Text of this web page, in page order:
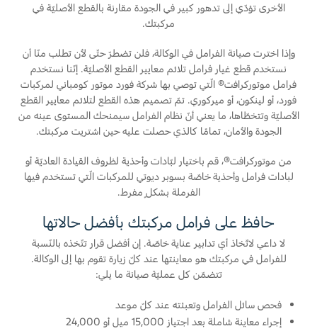
اتصل بنا
البحث عن الوكيل
الأسئلة الشائعة
الأخرى تؤدّي إلى تدهور كبير في الجودة مقارنة بالقطع الأصليّة في
مركبتك.
وإذا اخترت صيانة الفرامل في الوكالة، فلن تضطرّ حتّى لأن تطلب منّا أن
نستخدم قطع غيار فرامل تلائم معايير القطع الأصليّة. إنّنا نستخدم
فرامل موتوركرافت® الّتي توصي بها شركة فورد موتور كومباني لمركبات
فورد، أو لينكون، أو ميركوري. تمّ تصميم هذه القطع لتلائم معايير القطع
الأصليّة وتتخطّاها، ما يعني أنّ نظام الفرامل سيمنحك المستوى عينه من
الجودة والأمان، تمامًا كالذي حصلت عليه حين اشتريت مركبتك.
من موتوركرافت®، قم باختيار لبّادات وأحذية لظروف القيادة العاديّة أو
لبادات فرامل وأحذية خاصّة بسوبر ديوتي للمركبات الّتي تستخدم فيها
الفرملة بشكلٍ مفرط.
حافظ على فرامل مركبتك بأفضل حالاتها
لا داعي لاتّخاذ أي تدابير عناية خاصّة. إن أفضل قرار تتّخذه بالنّسبة
للفرامل في مركبتك هو معاينتها عند كلّ زيارة تقوم بها إلى الوكالة.
تتضمّن كل عمليّة صيانة ما يلي:
فحص سائل الفرامل وتعبئته عند كلّ موعد
إجراء معاينة شاملة بعد اجتياز 15,000 ميل أو 24,000